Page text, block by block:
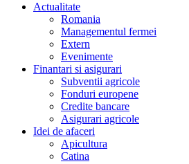
Actualitate
Romania
Managementul fermei
Extern
Evenimente
Finantari si asigurari
Subventii agricole
Fonduri europene
Credite bancare
Asigurari agricole
Idei de afaceri
Apicultura
Catina